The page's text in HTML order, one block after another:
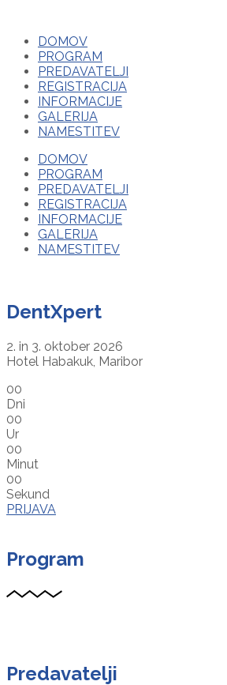
DOMOV
PROGRAM
PREDAVATELJI
REGISTRACIJA
INFORMACIJE
GALERIJA
NAMESTITEV
DOMOV
PROGRAM
PREDAVATELJI
REGISTRACIJA
INFORMACIJE
GALERIJA
NAMESTITEV
DentXpert
2. in 3. oktober 2026
Hotel Habakuk, Maribor
00
Dni
00
Ur
00
Minut
00
Sekund
PRIJAVA
Program
Predavatelji